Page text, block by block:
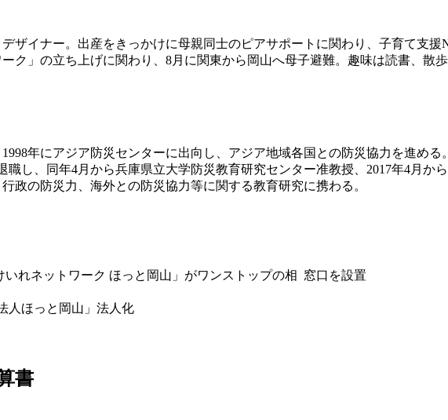
ザイナー。出産をきっかけに母親同士のピアサポートに関わり、子育て支
ク」の立ち上げに関わり、8月に関東から岡山へ母子避難。趣味は読書、散
年にアジア防災センターに出向し、アジア地域各国との防災協力を進め
職し、同年4月から兵庫県立大学防災教育研究センター准教授、2017年4月
政の防災力、海外との防災協力等に関する教育研究に携わる。
れネットワーク ほっと岡山」がワンストップの相 窓口を設置
人ほっと岡山」法人化
書